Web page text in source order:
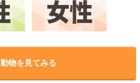
動物を見てみる